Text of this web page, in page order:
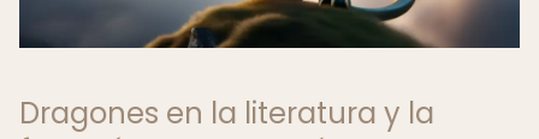
Dragones en la literatura y la